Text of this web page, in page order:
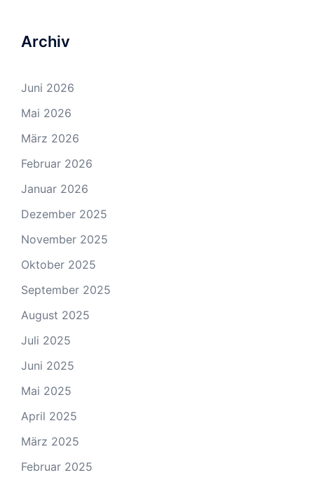
Archiv
Juni 2026
Mai 2026
März 2026
Februar 2026
Januar 2026
Dezember 2025
November 2025
Oktober 2025
September 2025
August 2025
Juli 2025
Juni 2025
Mai 2025
April 2025
März 2025
Februar 2025